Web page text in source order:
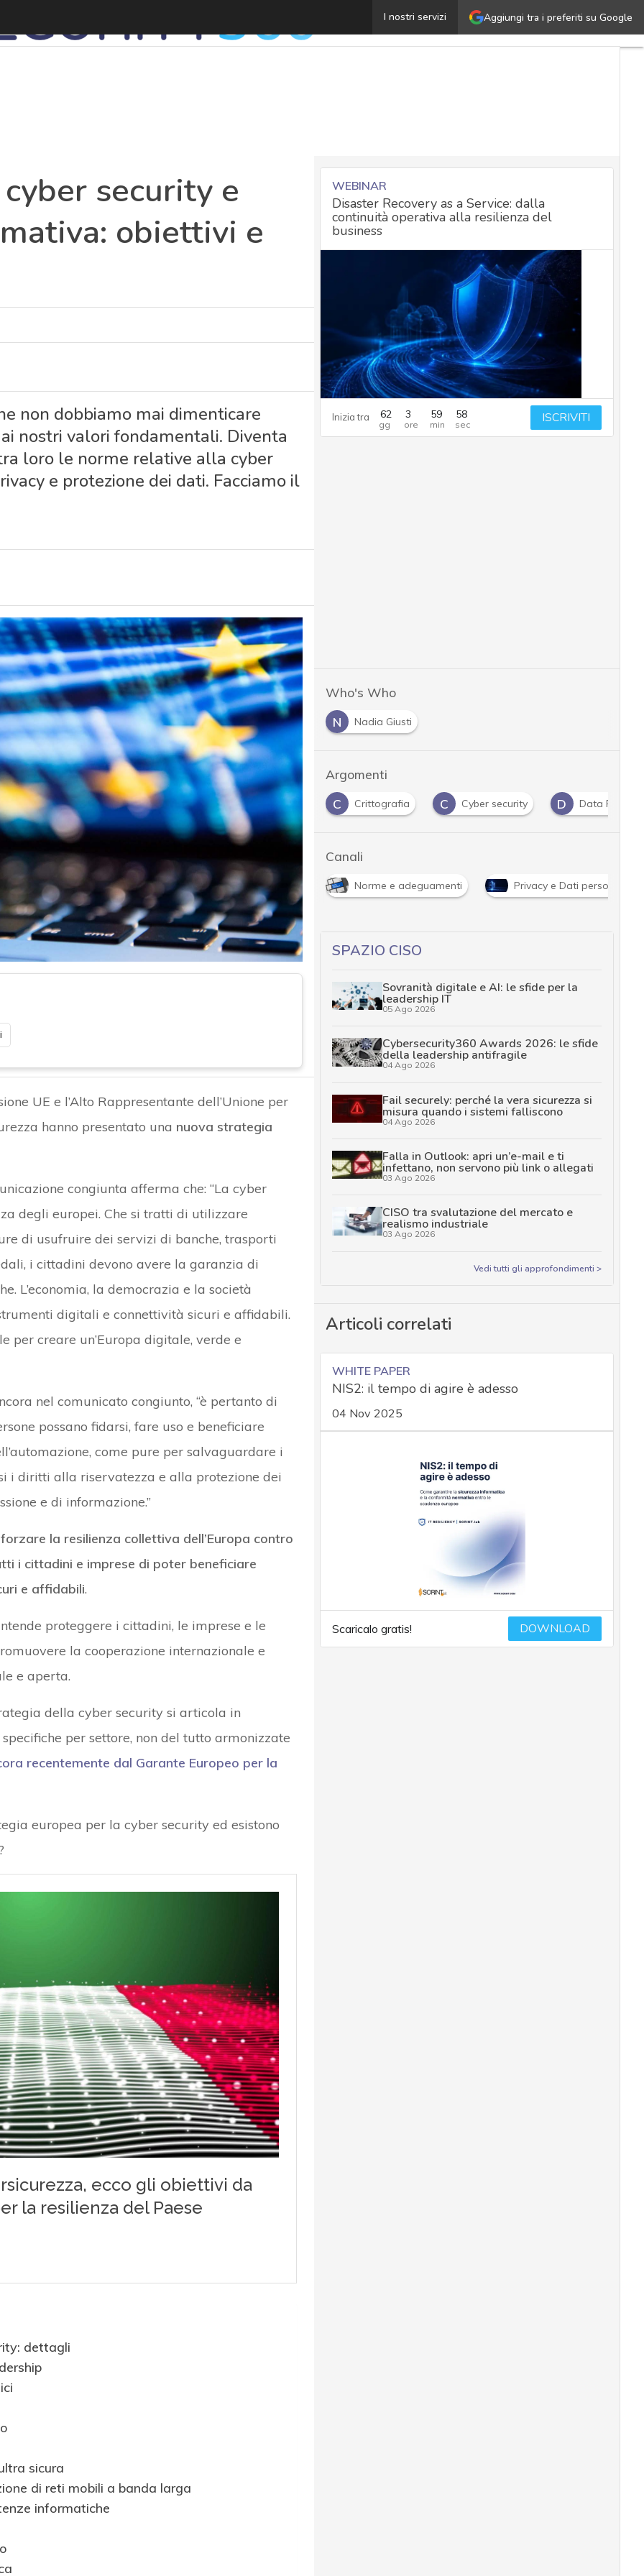
Aggiungi tra i preferiti su Google
I nostri servizi
Strategia UE per la cyber security e armonizzazione
security e
obiettivi e
non dobbiamo mai dimenticare
nostri valori fondamentali. Diventa
loro le norme relative alla cyber
e protezione dei dati. Facciamo il
UE e l’Alto Rappresentante dell’Unione per
hanno presentato una nuova strategia
congiunta afferma che: “La cyber
degli europei. Che si tratti di utilizzare
di usufruire dei servizi di banche, trasporti
i cittadini devono avere la garanzia di
L’economia, la democrazia e la società
digitali e connettività sicuri e affidabili.
per creare un’Europa digitale, verde e
nel comunicato congiunto, “è pertanto di
possano fidarsi, fare uso e beneficiare
come pure per salvaguardare i
i diritti alla riservatezza e alla protezione dei
e di informazione.”
la resilienza collettiva dell’Europa contro
i cittadini e imprese di poter beneficiare
e affidabili.
proteggere i cittadini, le imprese e le
la cooperazione internazionale e
e aperta.
della cyber security si articola in
per settore, non del tutto armonizzate
recentemente dal Garante Europeo per la
europea per la cyber security ed esistono
dettagli
sicura
di reti mobili a banda larga
informatiche
WEBINAR
Disaster Recovery as a Service: dalla
continuità operativa alla resilienza del
business
Inizia tra 62 3 59 57 ISCRIVITI
Who's Who
N
Nadia Giusti
Argomenti
Cloud C Crittografia C Cyber security D Data
Canali
News, attualità e analisi Cyber sicurezza e privacy Norme e adeguamenti Privacy e Dati personali
SPAZIO CISO
Sovranità digitale e AI: le sfide per la
leadership IT
05 Ago 2026
Cybersecurity360 Awards 2026: le sfide
della leadership antifragile
04 Ago 2026
Fail securely: perché la vera sicurezza si
misura quando i sistemi falliscono
04 Ago 2026
Falla in Outlook: apri un’e-mail e ti
infettano, non servono più link o allegati
03 Ago 2026
CISO tra svalutazione del mercato e
realismo industriale
03 Ago 2026
Vedi tutti gli approfondimenti >
Articoli correlati
WHITE PAPER
NIS2: il tempo di agire è adesso
04 Nov 2025
Scaricalo gratis! DOWNLOAD